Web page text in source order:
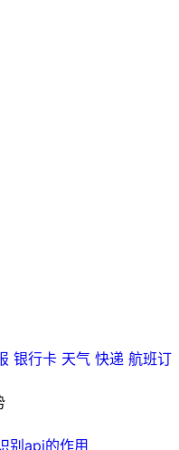
银行卡 天气 快递 航班订
别api的作用